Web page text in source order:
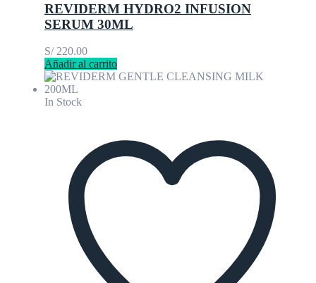
REVIDERM HYDRO2 INFUSION
SERUM 30ML
S/220.00
Añadir al carrito
In Stock